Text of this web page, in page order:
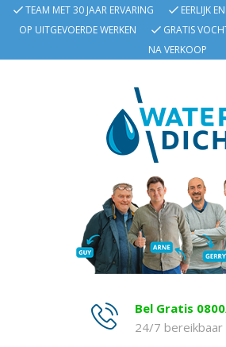
TEAM MET 30 JAAR ERVARING EERLIJK
OP UITGEVOERDE WERKEN
GRATIS
NA VERKOOP
Bel Gratis
24/7 bereikbaar